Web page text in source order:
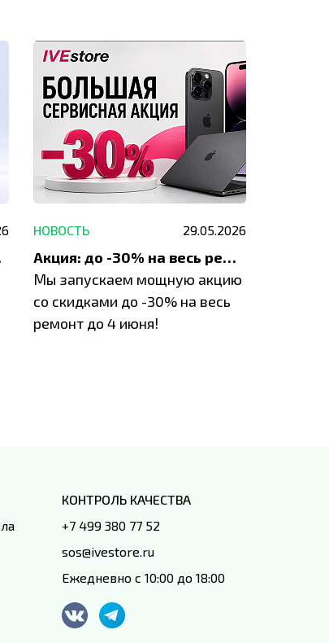
НОВОСТЬ 29.05.2026
Акция: до -30% на весь ремонт техники Apple
Мы запускаем мощную акцию
со скидками до -30% на весь
ремонт до 4 июня!
КОНТРОЛЬ КАЧЕСТВА
+7 499 380 77 52
sos@ivestore.ru
Ежедневно с 10:00 до 18:00